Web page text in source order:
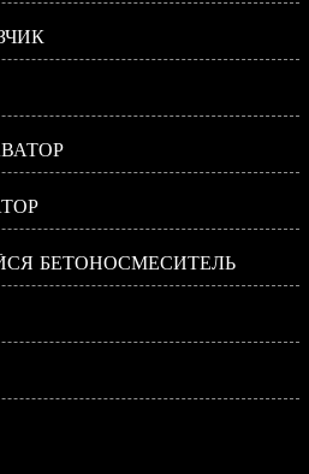
БЕТОНОСМЕСИТЕЛЬ